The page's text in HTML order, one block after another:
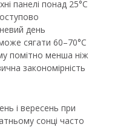
панелі понад 25°C
день
сягати 60–70°C
помітно менша ніж
закономірність
і вересень при
сонці часто